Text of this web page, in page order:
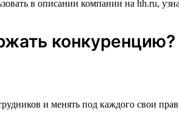
в описании компании на hh.ru,
конкуренцию?
и менять под каждого свои